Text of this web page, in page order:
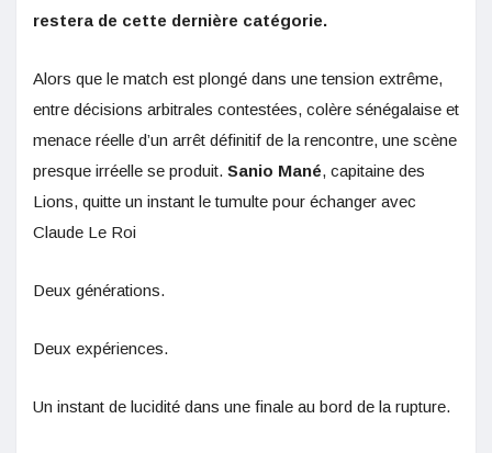
restera de cette dernière catégorie.
Alors que le match est plongé dans une tension extrême,
entre décisions arbitrales contestées, colère sénégalaise et
menace réelle d’un arrêt définitif de la rencontre, une scène
presque irréelle se produit. Sanio Mané, capitaine des
Lions, quitte un instant le tumulte pour échanger avec
Claude Le Roi
Deux générations.
Deux expériences.
Un instant de lucidité dans une finale au bord de la rupture.